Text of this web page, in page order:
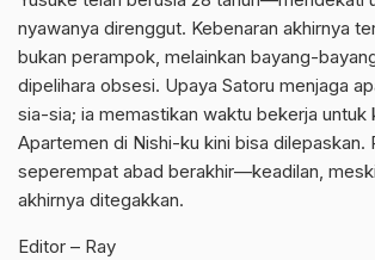
nyawanya direnggut. Kebenaran akhirnya
bukan perampok, melainkan bayang-
dipelihara obsesi. Upaya Satoru menjaga
sia-sia; ia memastikan waktu bekerja untuk
Apartemen di Nishi-ku kini bisa dilepaskan.
seperempat abad berakhir—keadilan,
akhirnya ditegakkan.
Editor – Ray